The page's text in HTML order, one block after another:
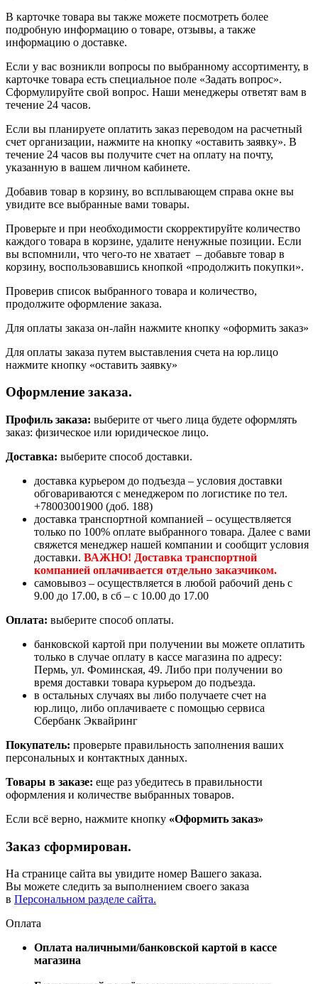
В карточке товара вы также можете посмотреть более
подробную информацию о товаре, отзывы, а также
информацию о доставке.
Если у вас возникли вопросы по выбранному ассортименту, в
карточке товара есть специальное поле «Задать вопрос».
Сформулируйте свой вопрос. Наши менеджеры ответят вам в
течение 24 часов.
Если вы планируете оплатить заказ переводом на расчетный
счет организации, нажмите на кнопку «оставить заявку». В
течение 24 часов вы получите счет на оплату на почту,
указанную в вашем личном кабинете.
Добавив товар в корзину, во всплывающем справа окне вы
увидите все выбранные вами товары.
Проверьте и при необходимости скорректируйте количество
каждого товара в корзине, удалите ненужные позиции. Если
вы вспомнили, что чего-то не хватает – добавьте товар в
корзину, воспользовавшись кнопкой «продолжить покупки».
Проверив список выбранного товара и количество,
продолжите оформление заказа.
Для оплаты заказа он-лайн нажмите кнопку «оформить заказ»
Для оплаты заказа путем выставления счета на юр.лицо
нажмите кнопку «оставить заявку»
Оформление заказа.
Профиль заказа: выберите от чьего лица будете оформлять
заказ: физическое или юридическое лицо.
Доставка: выберите способ доставки.
доставка курьером до подъезда – условия доставки
обговариваются с менеджером по логистике по тел.
+78003001900 (доб. 188)
доставка транспортной компанией – осуществляется
только по 100% оплате выбранного товара. Далее с вами
свяжется менеджер нашей компании и сообщит условия
доставки. ВАЖНО! Доставка транспортной
компанией оплачивается отдельно заказчиком.
самовывоз – осуществляется в любой рабочий день с
9.00 до 17.00, в сб – с 10.00 до 17.00
Оплата: выберите способ оплаты.
банковской картой при получении вы можете оплатить
только в случае оплату в кассе магазина по адресу:
Пермь, ул. Фоминская, 49. Либо при получении во
время доставки товара курьером до подъезда.
в остальных случаях вы либо получаете счет на
юр.лицо, либо оплачиваете с помощью сервиса
Сбербанк Эквайринг
Покупатель: проверьте правильность заполнения ваших
персональных и контактных данных.
Товары в заказе: еще раз убедитесь в правильности
оформления и количестве выбранных товаров.
Если всё верно, нажмите кнопку «Оформить заказ»
Заказ сформирован.
На странице сайта вы увидите номер Вашего заказа.
Вы можете следить за выполнением своего заказа
в Персональном разделе сайта.
Оплата
Оплата наличными/банковской картой в кассе
магазина